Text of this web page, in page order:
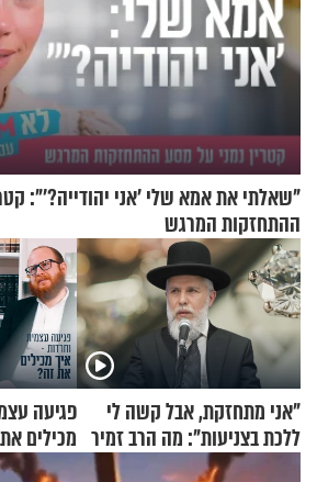
"שאלתי את אמא שלי 'אני יהודייה?'":
ההתחזקות המרגש
"אני מתחזקת, אבל קשה לי
ללכת בצניעות": מה הרב זמיר
כהן המליץ לה לעשות?
פגיעה
מכילים
הפעם עם